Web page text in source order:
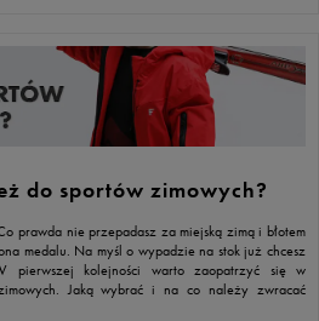
do sportów zimowych?
prawda nie przepadasz za miejską zimą i błotem
medalu. Na myśl o wypadzie na stok już chcesz
pierwszej kolejności warto zaopatrzyć się w
Jaką wybrać i na co należy zwracać